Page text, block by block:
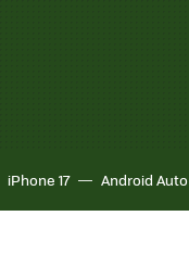
iPhone 17 Android Auto